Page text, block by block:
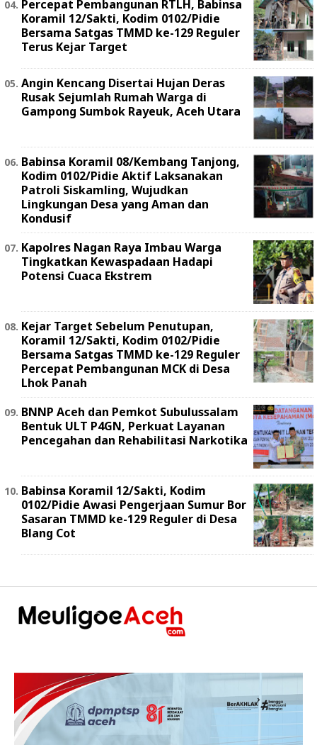
Percepat Pembangunan RTLH, Babinsa
Koramil 12/Sakti, Kodim 0102/Pidie
Bersama Satgas TMMD ke-129 Reguler
Terus Kejar Target
Angin Kencang Disertai Hujan Deras
Rusak Sejumlah Rumah Warga di
Gampong Sumbok Rayeuk, Aceh Utara
Babinsa Koramil 08/Kembang Tanjong,
Kodim 0102/Pidie Aktif Laksanakan
Patroli Siskamling, Wujudkan
Lingkungan Desa yang Aman dan
Kondusif
Kapolres Nagan Raya Imbau Warga
Tingkatkan Kewaspadaan Hadapi
Potensi Cuaca Ekstrem
Kejar Target Sebelum Penutupan,
Koramil 12/Sakti, Kodim 0102/Pidie
Bersama Satgas TMMD ke-129 Reguler
Percepat Pembangunan MCK di Desa
Lhok Panah
BNNP Aceh dan Pemkot Subulussalam
Bentuk ULT P4GN, Perkuat Layanan
Pencegahan dan Rehabilitasi Narkotika
Babinsa Koramil 12/Sakti, Kodim
0102/Pidie Awasi Pengerjaan Sumur Bor
Sasaran TMMD ke-129 Reguler di Desa
Blang Cot